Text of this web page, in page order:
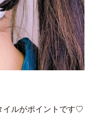
イルがポイントです♡